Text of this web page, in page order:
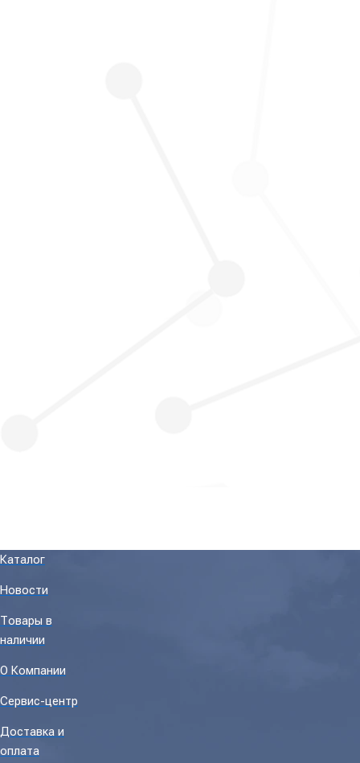
Каталог
Новости
Товары в
наличии
О Компании
Сервис-центр
Доставка и
оплата